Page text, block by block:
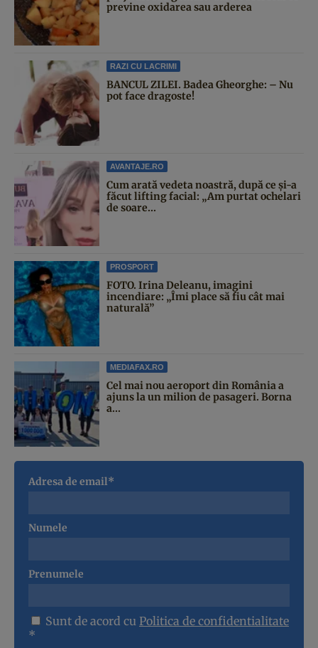
previne oxidarea sau arderea
RAZI CU LACRIMI
BANCUL ZILEI. Badea Gheorghe: – Nu
pot face dragoste!
AVANTAJE.RO
Cum arată vedeta noastră, după ce și-a
făcut lifting facial: „Am purtat ochelari
de soare...
PROSPORT
FOTO. Irina Deleanu, imagini
incendiare: „Îmi place să fiu cât mai
naturală”
MEDIAFAX.RO
Cel mai nou aeroport din România a
ajuns la un milion de pasageri. Borna
a...
Adresa de email*
Numele
Prenumele
Sunt de acord cu Politica de confidentialitate
*